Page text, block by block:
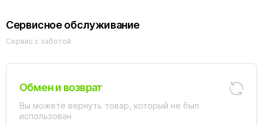
Сервисное обслуживание
Сервис с заботой
Обмен и возврат
Вы можете вернуть товар, который не был
использован